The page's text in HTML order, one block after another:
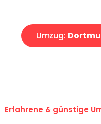
Umzug:
Erfahrene & günstige